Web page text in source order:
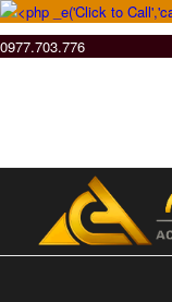
0977.703.776